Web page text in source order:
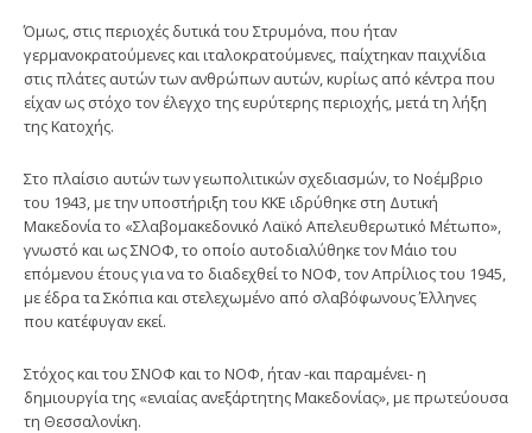
Όμως, στις περιοχές δυτικά του Στρυμόνα, που ήταν
γερμανοκρατούμενες και ιταλοκρατούμενες, παίχτηκαν παιχνίδια
στις πλάτες αυτών των ανθρώπων αυτών, κυρίως από κέντρα που
είχαν ως στόχο τον έλεγχο της ευρύτερης περιοχής, μετά τη λήξη
της Κατοχής.
Στο πλαίσιο αυτών των γεωπολιτικών σχεδιασμών, το Νοέμβριο
του 1943, με την υποστήριξη του ΚΚΕ ιδρύθηκε στη Δυτική
Μακεδονία το «Σλαβομακεδονικό Λαϊκό Απελευθερωτικό Μέτωπο»,
γνωστό και ως ΣΝΟΦ, το οποίο αυτοδιαλύθηκε τον Μάιο του
επόμενου έτους για να το διαδεχθεί το ΝΟΦ, τον Απρίλιος του 1945,
με έδρα τα Σκόπια και στελεχωμένο από σλαβόφωνους Έλληνες
που κατέφυγαν εκεί.
Στόχος και του ΣΝΟΦ και το ΝΟΦ, ήταν -και παραμένει- η
δημιουργία της «ενιαίας ανεξάρτητης Μακεδονίας», με πρωτεύουσα
τη Θεσσαλονίκη.